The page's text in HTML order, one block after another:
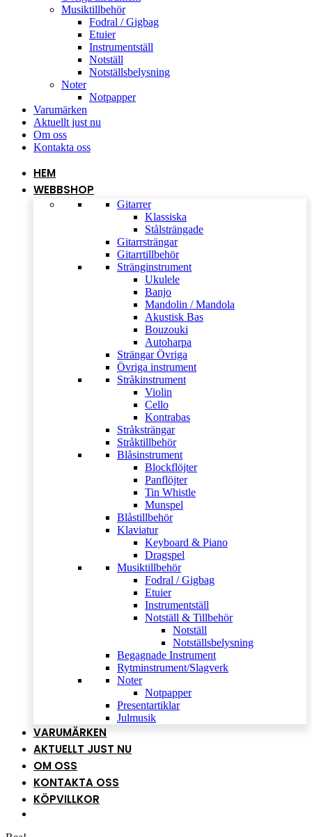
Musiktillbehör
Fodral / Gigbag
Etuier
Instrumentställ
Notställ
Notställsbelysning
Noter
Notpapper
Varumärken
Aktuellt just nu
Om oss
Kontakta oss
HEM
WEBBSHOP
Gitarrer
Klassiska
Stålsträngade
Gitarrsträngar
Gitarrtillbehör
Stränginstrument
Ukulele
Banjo
Mandolin / Mandola
Akustisk Bas
Bouzouki
Autoharpa
Strängar Övriga
Övriga instrument
Stråkinstrument
Violin
Cello
Kontrabas
Stråksträngar
Stråktillbehör
Blåsinstrument
Blockflöjter
Panflöjter
Tin Whistle
Munspel
Blåstillbehör
Klaviatur
Keyboard & Piano
Dragspel
Musiktillbehör
Fodral / Gigbag
Etuier
Instrumentställ
Notställ & Tillbehör
Notställ
Notställsbelysning
Begagnade Instrument
Rytminstrument/Slagverk
Noter
Notpapper
Presentartiklar
Julmusik
VARUMÄRKEN
AKTUELLT JUST NU
OM OSS
KONTAKTA OSS
KÖPVILLKOR